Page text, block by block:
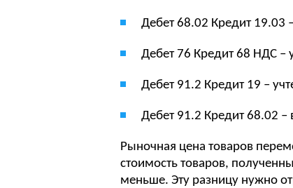
Дебет 68.02 Кредит 19.03
Дебет 76 Кредит 68 НДС –
Дебет 91.2 Кредит 19 –
Дебет 91.2 Кредит 68.02 –
Рыночная цена товаров
стоимость товаров,
меньше. Эту разницу нужно